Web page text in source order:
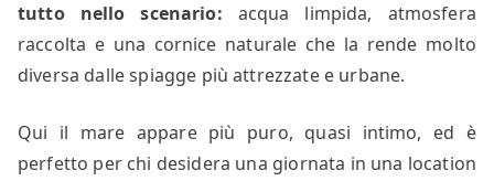
tutto nello scenario: acqua limpida, atmosfera
raccolta e una cornice naturale che la rende molto
diversa dalle spiagge più attrezzate e urbane.
Qui il mare appare più puro, quasi intimo, ed è
perfetto per chi desidera una giornata in una location